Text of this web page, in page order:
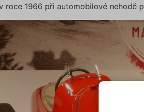
roce 1966 při automobilové nehodě